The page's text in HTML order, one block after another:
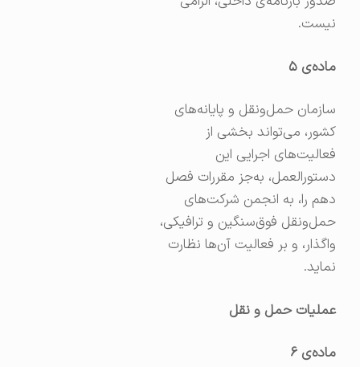
نیست.
ماده‌ی۵
سازمان حمل‌ونقل و پایانه‌های
کشور، می‌تواند بخشی از
فعالیت‌های اجرایی این
دستورالعمل، به‌جز مقررات فصل
دهم را، به انجمن شرکت‌های
حمل‌ونقل فوق‌سنگین و ترافیکی،
واگذار، و بر فعالیت آن‌ها نظارت
نماید.
عملیات حمل و نقل
ماده‌ی۶